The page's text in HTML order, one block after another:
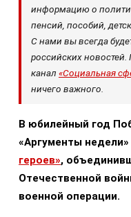
информацию о
пенсий, пособий,
С нами вы всегда
российских
канал «Социальная
ничего важного.
В юбилейный год
«Аргументы
героев»,
Отечественной
военной операции.